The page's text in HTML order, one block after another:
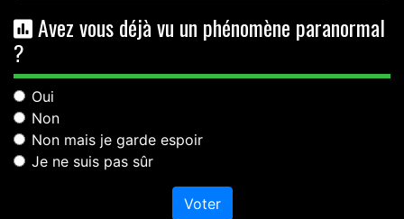
Avez vous déjà vu un phénomène paranormal
?
Oui
Non
Non mais je garde espoir
Je ne suis pas sûr
Voter